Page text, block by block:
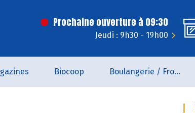
Prochaine ouverture à 09:30
Jeudi : 9h30 - 19h00
Biocoop Boulangerie / Fromagerie